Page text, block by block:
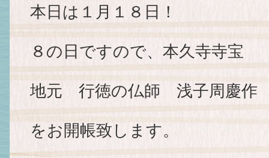
本日は１月１８日！
８の日ですので、本久寺寺宝
地元 行徳の仏師 浅子周慶作
をお開帳致します。